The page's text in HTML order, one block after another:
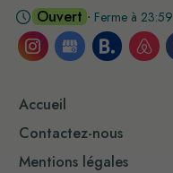
Ouvert ⋅ Ferme à 23:59
Accueil
Contactez-nous
Mentions légales